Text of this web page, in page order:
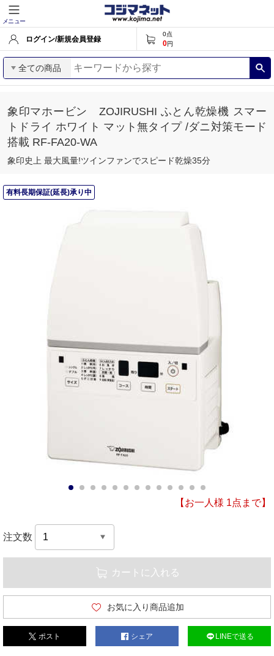
メニュー
ログイン/新規会員登録
0点
0円
全ての商品
象印マホービン ZOJIRUSHI ふとん乾燥機 スマー
トドライ ホワイト マット無タイプ /ダニ対策モード
搭載 RF-FA20-WA
象印史上 最大風量!ツインファンでスピード乾燥35分
有料長期保証(延長)承り中
10 11 12
【お一人様 1点まで】
注文数
カートに入れる
お気に入り商品追加
ポスト シェア LINEで送る